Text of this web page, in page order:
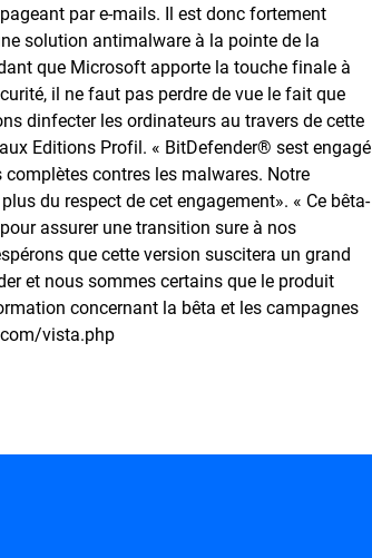
par e-mails. Il est donc fortement
solution antimalware à la pointe de la
que Microsoft apporte la touche finale à
il ne faut pas perdre de vue le fait que
dinfecter les ordinateurs au travers de cette
Editions Profil. « BitDefender® sest engagé
contres les malwares. Notre
du respect de cet engagement». « Ce bêta-
assurer une transition sure à nos
que cette version suscitera un grand
et nous sommes certains que le produit
concernant la bêta et les campagnes
vista.php